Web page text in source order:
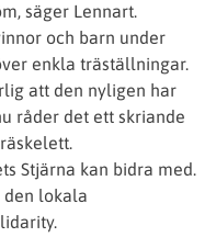
säger Lennart.
och barn under
enkla träställningar.
att den nyligen har
råder det ett skriande
Stjärna kan bidra med.
den lokala